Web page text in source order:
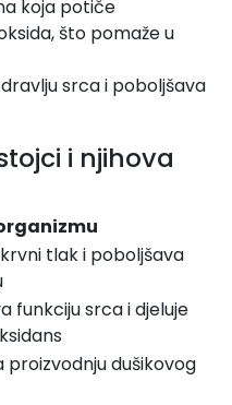
koja potiče
što pomaže u
srca i poboljšava
i njihova
tlak i poboljšava
funkciju srca i djeluje
proizvodnju dušikovog